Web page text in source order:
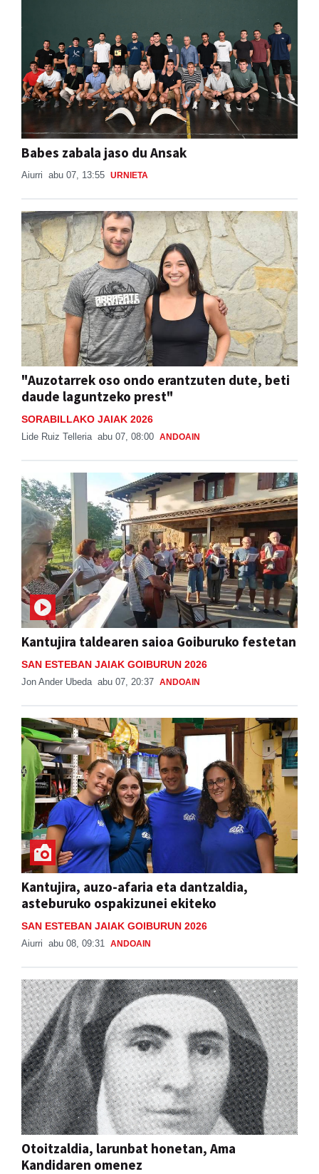
Babes zabala jaso du Ansak
Aiurri abu 07, 13:55 URNIETA
"Auzotarrek oso ondo erantzuten dute, beti
daude laguntzeko prest"
SORABILLAKO JAIAK 2026
Lide Ruiz Telleria abu 07, 08:00 ANDOAIN
Kantujira taldearen saioa Goiburuko festetan
SAN ESTEBAN JAIAK GOIBURUN 2026
Jon Ander Ubeda abu 07, 20:37 ANDOAIN
Kantujira, auzo-afaria eta dantzaldia,
asteburuko ospakizunei ekiteko
SAN ESTEBAN JAIAK GOIBURUN 2026
Aiurri abu 08, 09:31 ANDOAIN
Otoitzaldia, larunbat honetan, Ama
Kandidaren omenez